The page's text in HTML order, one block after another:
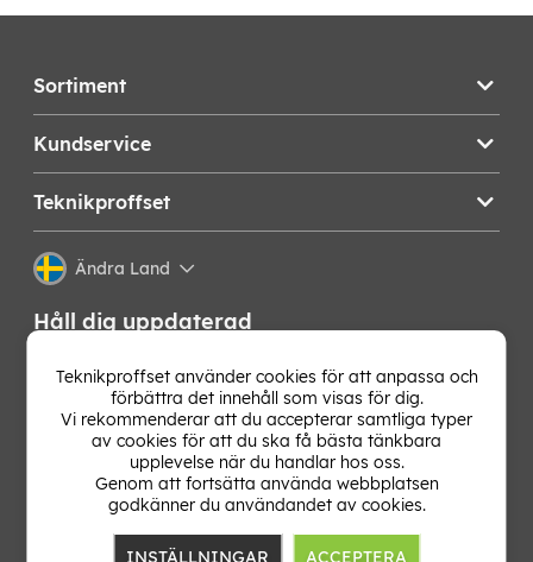
Sortiment
Kundservice
Teknikproffset
Ändra Land
Håll dig uppdaterad
Få de senaste nyheterna, hetaste erbjudandena och
bästa tipsen från oss direkt i din mejlkorg. Signa upp på
vårt nyhetsbrev!
Teknikproffset använder cookies för att anpassa och
förbättra det innehåll som visas för dig.
Vi rekommenderar att du accepterar samtliga typer
av cookies för att du ska få bästa tänkbara
upplevelse när du handlar hos oss.
Genom att fortsätta använda webbplatsen
godkänner du användandet av cookies.
INSTÄLLNINGAR ACCEPTERA